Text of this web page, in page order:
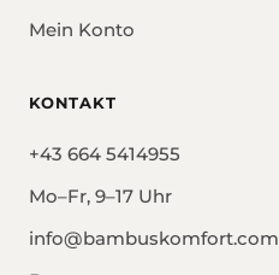
Mein Konto
KONTAKT
+43 664 5414955
Mo–Fr, 9–17 Uhr
info@bambuskomfort.com